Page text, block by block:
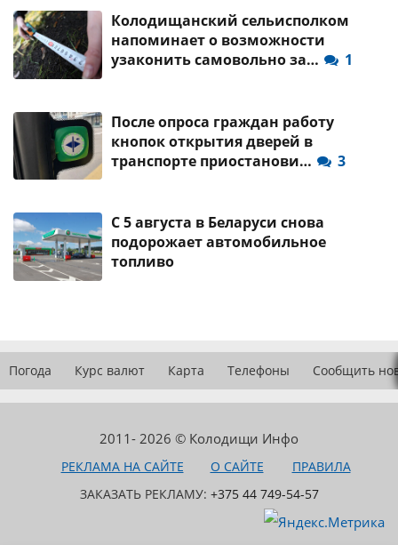
Колодищанский сельисполком
напоминает о возможности
узаконить самовольно за…
1
После опроса граждан работу
кнопок открытия дверей в
транспорте приостанови…
3
С 5 августа в Беларуси снова
подорожает автомобильное
топливо
Погода Курс валют Карта Телефоны Сообщить
2011- 2026 © Колодищи Инфо
РЕКЛАМА НА САЙТЕ О САЙТЕ
ПРАВИЛА
ЗАКАЗАТЬ РЕКЛАМУ: +375 44 749-54-57